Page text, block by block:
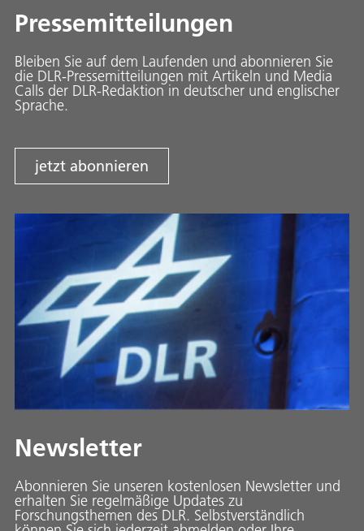
Pressemitteilungen
Bleiben Sie auf dem Laufenden und abonnieren Sie
die DLR-Pressemitteilungen mit Artikeln und Media
Calls der DLR-Redaktion in deutscher und englischer
Sprache.
jetzt abonnieren
Newsletter
Abonnieren Sie unseren kostenlosen Newsletter und
erhalten Sie regelmäßige Updates zu
Forschungsthemen des DLR. Selbstverständlich